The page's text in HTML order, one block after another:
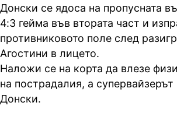
Донски се ядоса на пропусната
4:3 гейма във втората част и
противниковото поле след
Агостини в лицето.
Наложи се на корта да влезе
на пострадалия, а
Донски.